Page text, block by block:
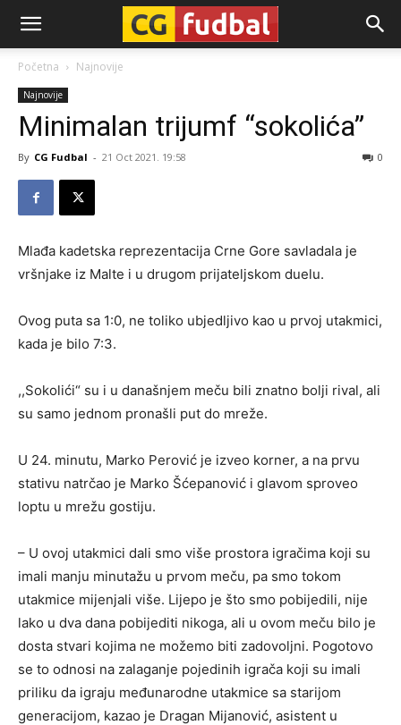
CG-
Fudbal
Početna Najnovije
Najnovije
Minimalan trijumf “sokolića”
By CG Fudbal - 21 Oct 2021. 19:58 0
Mlađa kadetska reprezentacija Crne Gore savladala je
vršnjake iz Malte i u drugom prijateljskom duelu.
Ovog puta sa 1:0, ne toliko ubjedljivo kao u prvoj utakmici,
kada je bilo 7:3.
,,Sokolići“ su i u današnjem meču bili znatno bolji rival, ali
su samo jednom pronašli put do mreže.
U 24. minutu, Marko Perović je izveo korner, a na prvu
stativu natrčao je Marko Šćepanović i glavom sproveo
loptu u mrežu gostiju.
– U ovoj utakmici dali smo više prostora igračima koji su
imali manju minutažu u prvom meču, pa smo tokom
utakmice mijenjali više. Lijepo je što smo pobijedili, nije
lako u dva dana pobijediti nikoga, ali u ovom meču bilo je
dosta stvari kojima ne možemo biti zadovoljni. Pogotovo
se to odnosi na zalaganje pojedinih igrača koji su imali
priliku da igraju međunarodne utakmice sa starijom
generacijom, kazao je Dragan Mijanović, asistent u